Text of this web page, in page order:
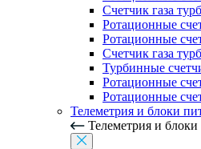
Счетчик газа
Ротационные
Ротационные
Счетчик газа
Турбинные
Ротационные
Ротационные
Телеметрия и блоки
Телеметрия и